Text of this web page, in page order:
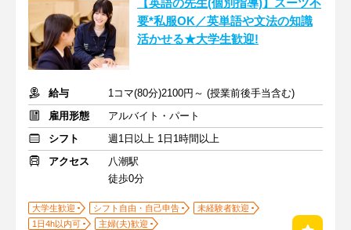
【英語の先生(個別指導)】スーツ不
要*私服OK／英単語や文法の知識
活かせる★大学生歓迎!
給与
1コマ(80分)2100円～ (授業前後手当含む)
雇用形態
アルバイト・パート
シフト
週1日以上 1日1時間以上
アクセス
八潮駅
徒歩0分
大学生歓迎 シフト自由・自己申告
未経験者歓迎
1日4h以内可
主婦(夫)歓迎